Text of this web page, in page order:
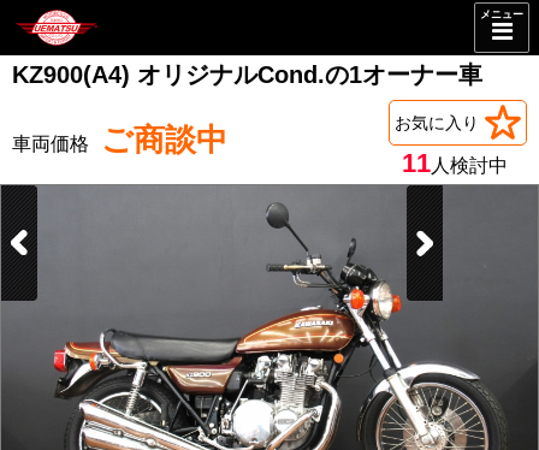
メニュー
KZ900(A4) オリジナルCond.の1オーナー車
ご商談中 お気に入り
11人検討中